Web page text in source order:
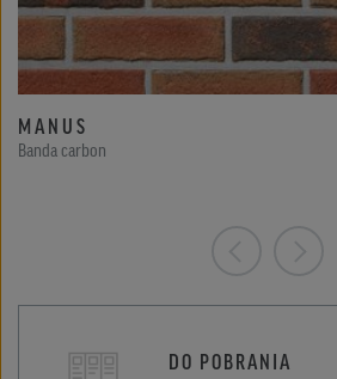
MANUS
Banda carbon
DO POBRANIA